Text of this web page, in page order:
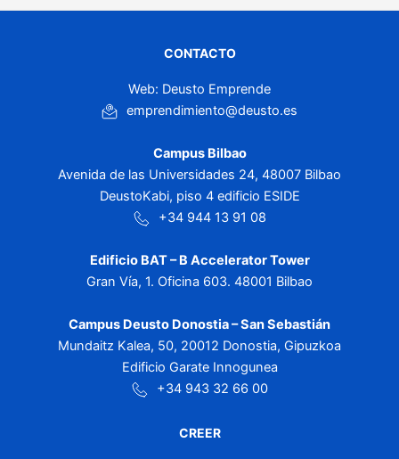
CONTACTO
Web: Deusto Emprende
emprendimiento@deusto.es
Campus Bilbao
Avenida de las Universidades 24, 48007 Bilbao
DeustoKabi, piso 4 edificio ESIDE
+34 944 13 91 08
Edificio BAT – B Accelerator Tower
Gran Vía, 1. Oficina 603. 48001 Bilbao
Campus Deusto Donostia – San Sebastián
Mundaitz Kalea, 50, 20012 Donostia, Gipuzkoa
Edificio Garate Innogunea
+34 943 32 66 00
CREER